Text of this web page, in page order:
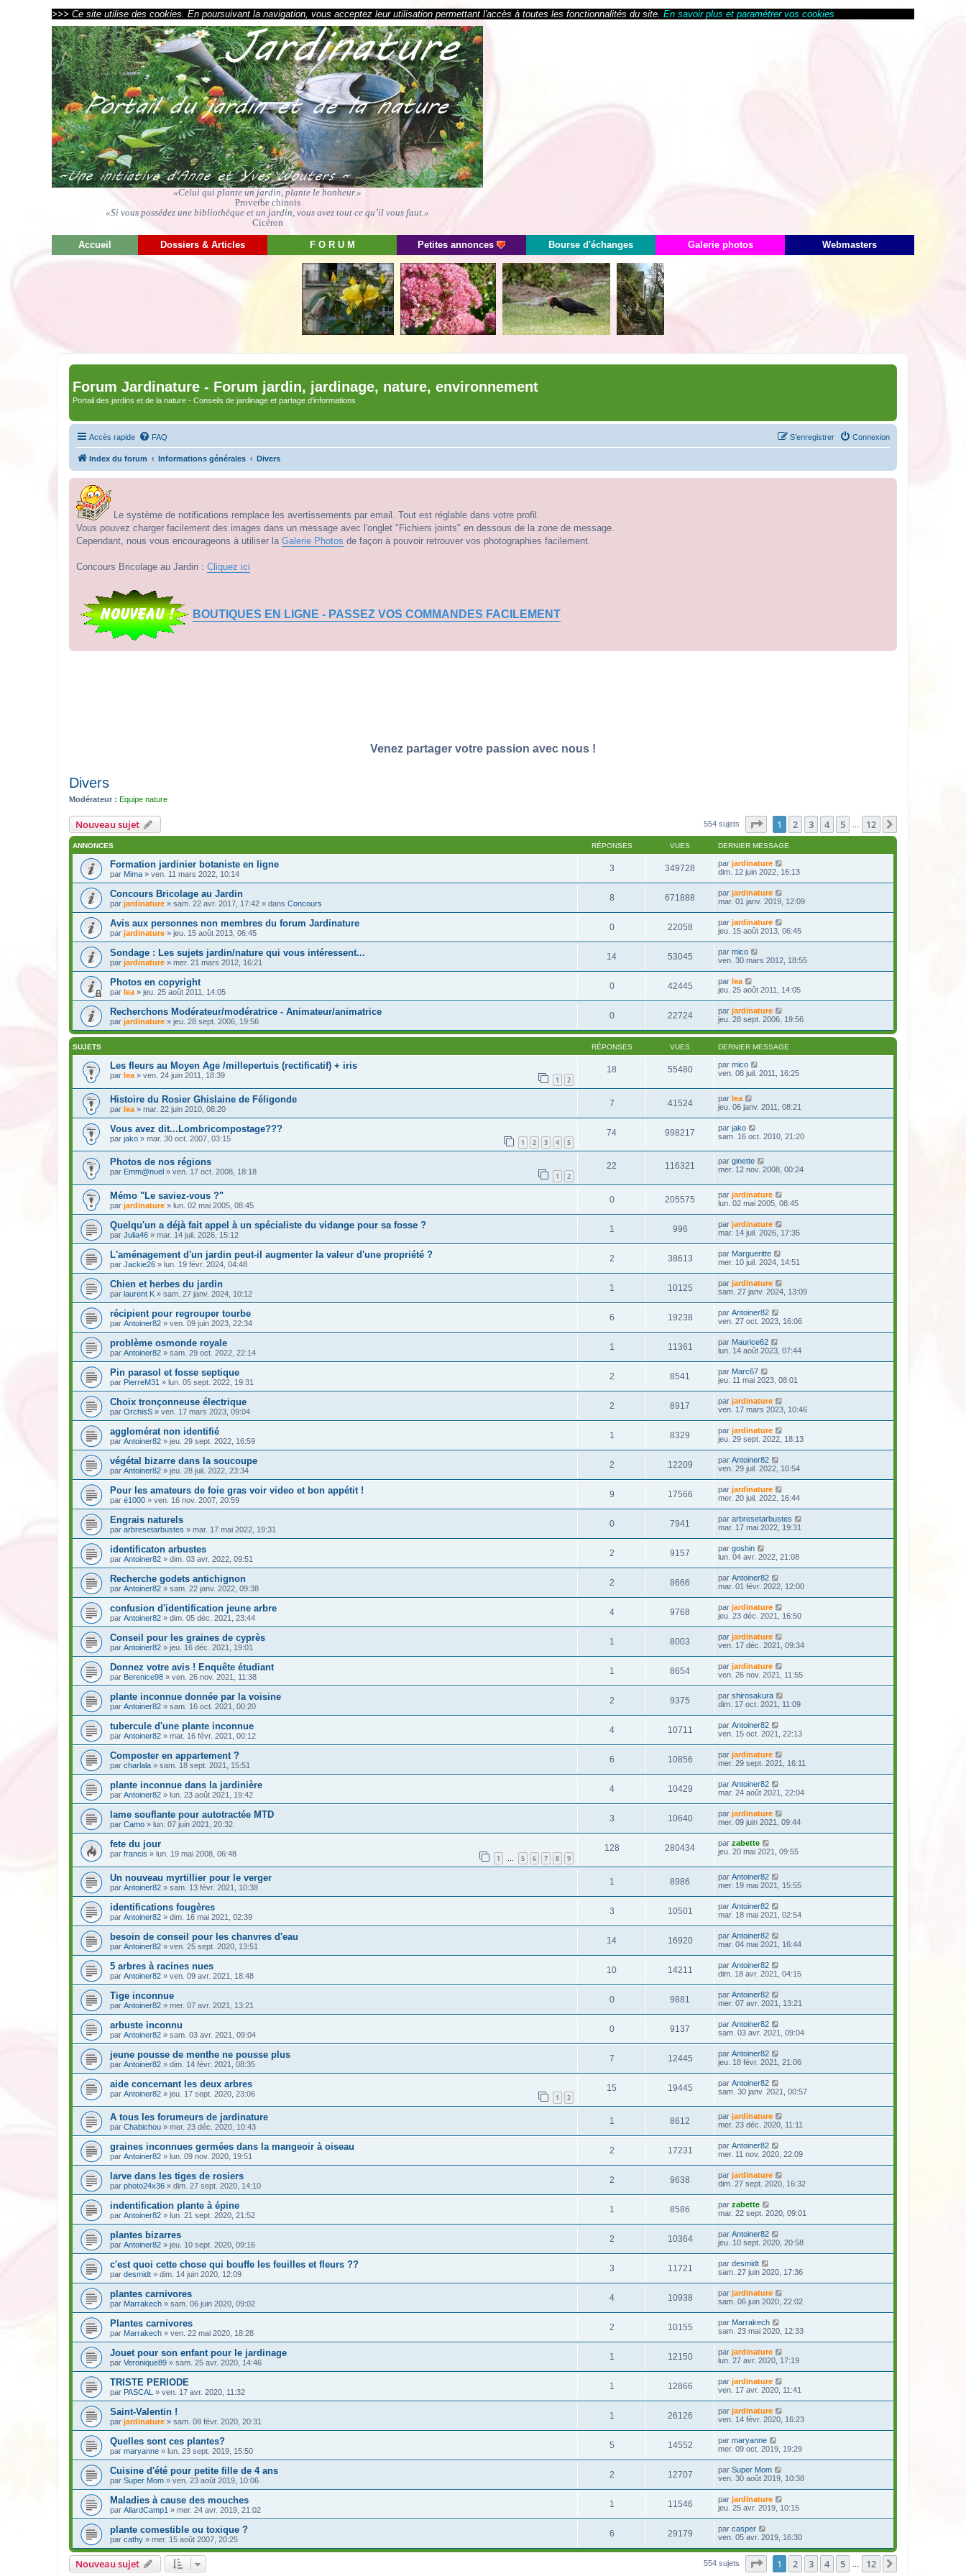
>>> Ce site utilise des cookies. En poursuivant la navigation, vous acceptez leur utilisation permettant l'accès à toutes les fonctionnalités du site. En savoir plus et paramétrer vos cookies
«Celui qui plante un jardin, plante le bonheur.»
Proverbe chinois
«Si vous possédez une bibliothèque et un jardin, vous avez tout ce qu’il vous faut.»
Cicéron
Accueil Dossiers & Articles F O R U M Petites annonces Bourse d'échanges Galerie photos Webmasters
Forum Jardinature - Forum jardin, jardinage, nature, environnement
Portail des jardins et de la nature - Conseils de jardinage et partage d'informations
Accès rapide FAQ Connexion
S’enregistrer
Index du forum Informations générales Divers
Le système de notifications remplace les avertissements par email. Tout est réglable dans votre profil.
Vous pouvez charger facilement des images dans un message avec l'onglet "Fichiers joints" en dessous de la zone de message.
Cependant, nous vous encourageons à utiliser la Galerie Photos de façon à pouvoir retrouver vos photographies facilement.
Concours Bricolage au Jardin : Cliquez ici
BOUTIQUES EN LIGNE - PASSEZ VOS COMMANDES FACILEMENT
Venez partager votre passion avec nous !
Divers
Modérateur : Equipe nature
Nouveau sujet 554 sujets Page sur12
1 2 3 4 5 12
ANNONCES RÉPONSES VUES DERNIER MESSAGE
Formation jardinier botaniste en ligne
par Mima » ven. 11 mars 2022, 10:14
3 349728 par jardinature
dim. 12 juin 2022, 16:13
Concours Bricolage au Jardin
par jardinature » sam. 22 avr. 2017, 17:42 » dans Concours
8 671888 par jardinature
mar. 01 janv. 2019, 12:09
Avis aux personnes non membres du forum Jardinature
par jardinature » jeu. 15 août 2013, 06:45
0 22058 par jardinature
jeu. 15 août 2013, 06:45
Sondage : Les sujets jardin/nature qui vous intéressent...
par jardinature » mer. 21 mars 2012, 16:21
14 53045 par mico
ven. 30 mars 2012, 18:55
Photos en copyright
par lea » jeu. 25 août 2011, 14:05
0 42445 par lea
jeu. 25 août 2011, 14:05
Recherchons Modérateur/modératrice - Animateur/animatrice
par jardinature » jeu. 28 sept. 2006, 19:56
0 22724 par jardinature
jeu. 28 sept. 2006, 19:56
SUJETS RÉPONSES VUES DERNIER MESSAGE
Les fleurs au Moyen Age /millepertuis (rectificatif) + iris
par lea » ven. 24 juin 2011, 18:39 1 2
18 55480 par mico
ven. 08 juil. 2011, 16:25
Histoire du Rosier Ghislaine de Féligonde
par lea » mar. 22 juin 2010, 08:20
7 41524 par lea
jeu. 06 janv. 2011, 08:21
Vous avez dit...Lombricompostage???
par jako » mar. 30 oct. 2007, 03:15 1 2 3 4 5
74 998217 par jako
sam. 16 oct. 2010, 21:20
Photos de nos régions
par Emm@nuel » ven. 17 oct. 2008, 18:18 1 2
22 116321 par ginette
mer. 12 nov. 2008, 00:24
Mémo "Le saviez-vous ?"
par jardinature » lun. 02 mai 2005, 08:45
0 205575 par jardinature
lun. 02 mai 2005, 08:45
Quelqu'un a déjà fait appel à un spécialiste du vidange pour sa fosse ?
par Julia46 » mar. 14 juil. 2026, 15:12
1 996 par jardinature
mar. 14 juil. 2026, 17:35
L'aménagement d'un jardin peut-il augmenter la valeur d'une propriété ?
par Jackie26 » lun. 19 févr. 2024, 04:48
2 38613 par Margueritte
mer. 10 juil. 2024, 14:51
Chien et herbes du jardin
par laurent K » sam. 27 janv. 2024, 10:12
1 10125 par jardinature
sam. 27 janv. 2024, 13:09
récipient pour regrouper tourbe
par Antoiner82 » ven. 09 juin 2023, 22:34
6 19238 par Antoiner82
ven. 27 oct. 2023, 16:06
problème osmonde royale
par Antoiner82 » sam. 29 oct. 2022, 22:14
1 11361 par Maurice62
lun. 14 août 2023, 07:44
Pin parasol et fosse septique
par PierreM31 » lun. 05 sept. 2022, 19:31
2 8541 par Marc67
jeu. 11 mai 2023, 08:01
Choix tronçonneuse électrique
par OrchisS » ven. 17 mars 2023, 09:04
2 8917 par jardinature
ven. 17 mars 2023, 10:46
agglomérat non identifié
par Antoiner82 » jeu. 29 sept. 2022, 16:59
1 8329 par jardinature
jeu. 29 sept. 2022, 18:13
végétal bizarre dans la soucoupe
par Antoiner82 » jeu. 28 juil. 2022, 23:34
2 12209 par Antoiner82
ven. 29 juil. 2022, 10:54
Pour les amateurs de foie gras voir video et bon appétit !
par é1000 » ven. 16 nov. 2007, 20:59
9 17566 par jardinature
mer. 20 juil. 2022, 16:44
Engrais naturels
par arbresetarbustes » mar. 17 mai 2022, 19:31
0 7941 par arbresetarbustes
mar. 17 mai 2022, 19:31
identificaton arbustes
par Antoiner82 » dim. 03 avr. 2022, 09:51
2 9157 par goshin
lun. 04 avr. 2022, 21:08
Recherche godets antichignon
par Antoiner82 » sam. 22 janv. 2022, 09:38
2 8666 par Antoiner82
mar. 01 févr. 2022, 12:00
confusion d'identification jeune arbre
par Antoiner82 » dim. 05 déc. 2021, 23:44
4 9768 par jardinature
jeu. 23 déc. 2021, 16:50
Conseil pour les graines de cyprès
par Antoiner82 » jeu. 16 déc. 2021, 19:01
1 8003 par jardinature
ven. 17 déc. 2021, 09:34
Donnez votre avis ! Enquête étudiant
par Berenice98 » ven. 26 nov. 2021, 11:38
1 8654 par jardinature
ven. 26 nov. 2021, 11:55
plante inconnue donnée par la voisine
par Antoiner82 » sam. 16 oct. 2021, 00:20
2 9375 par shirosakura
dim. 17 oct. 2021, 11:09
tubercule d'une plante inconnue
par Antoiner82 » mar. 16 févr. 2021, 00:12
4 10711 par Antoiner82
ven. 15 oct. 2021, 22:13
Composter en appartement ?
par charlala » sam. 18 sept. 2021, 15:51
6 10856 par jardinature
mer. 29 sept. 2021, 16:11
plante inconnue dans la jardinière
par Antoiner82 » lun. 23 août 2021, 19:42
4 10429 par Antoiner82
mar. 24 août 2021, 22:04
lame souflante pour autotractée MTD
par Camo » lun. 07 juin 2021, 20:32
3 10640 par jardinature
mer. 09 juin 2021, 09:44
fete du jour
par francis » lun. 19 mai 2008, 06:48 1 … 5 6 7 8 9
128 280434 par zabette
jeu. 20 mai 2021, 09:55
Un nouveau myrtillier pour le verger
par Antoiner82 » sam. 13 févr. 2021, 10:38
1 8986 par Antoiner82
mer. 19 mai 2021, 15:55
identifications fougères
par Antoiner82 » dim. 16 mai 2021, 02:39
3 10501 par Antoiner82
mar. 18 mai 2021, 02:54
besoin de conseil pour les chanvres d'eau
par Antoiner82 » ven. 25 sept. 2020, 13:51
14 16920 par Antoiner82
mar. 04 mai 2021, 16:44
5 arbres à racines nues
par Antoiner82 » ven. 09 avr. 2021, 18:48
10 14211 par Antoiner82
dim. 18 avr. 2021, 04:15
Tige inconnue
par Antoiner82 » mer. 07 avr. 2021, 13:21
0 9881 par Antoiner82
mer. 07 avr. 2021, 13:21
arbuste inconnu
par Antoiner82 » sam. 03 avr. 2021, 09:04
0 9137 par Antoiner82
sam. 03 avr. 2021, 09:04
jeune pousse de menthe ne pousse plus
par Antoiner82 » dim. 14 févr. 2021, 08:35
7 12445 par Antoiner82
jeu. 18 févr. 2021, 21:06
aide concernant les deux arbres
par Antoiner82 » jeu. 17 sept. 2020, 23:06 1 2
15 19445 par Antoiner82
sam. 30 janv. 2021, 00:57
A tous les forumeurs de jardinature
par Chabichou » mer. 23 déc. 2020, 10:43
1 8612 par jardinature
mer. 23 déc. 2020, 11:11
graines inconnues germées dans la mangeoir à oiseau
par Antoiner82 » lun. 09 nov. 2020, 19:51
2 17231 par Antoiner82
mer. 11 nov. 2020, 22:09
larve dans les tiges de rosiers
par photo24x36 » dim. 27 sept. 2020, 14:10
2 9638 par jardinature
dim. 27 sept. 2020, 16:32
indentification plante à épine
par Antoiner82 » lun. 21 sept. 2020, 21:52
1 8586 par zabette
mar. 22 sept. 2020, 09:01
plantes bizarres
par Antoiner82 » jeu. 10 sept. 2020, 09:16
2 10364 par Antoiner82
jeu. 10 sept. 2020, 20:58
c'est quoi cette chose qui bouffe les feuilles et fleurs ??
par desmidt » dim. 14 juin 2020, 12:09
3 11721 par desmidt
sam. 27 juin 2020, 17:36
plantes carnivores
par Marrakech » sam. 06 juin 2020, 09:02
4 10938 par jardinature
sam. 06 juin 2020, 22:02
Plantes carnivores
par Marrakech » ven. 22 mai 2020, 18:28
2 10155 par Marrakech
sam. 23 mai 2020, 12:33
Jouet pour son enfant pour le jardinage
par Veronique89 » sam. 25 avr. 2020, 14:46
1 12150 par jardinature
lun. 27 avr. 2020, 17:19
TRISTE PERIODE
par PASCAL » ven. 17 avr. 2020, 11:32
1 12866 par jardinature
ven. 17 avr. 2020, 11:41
Saint-Valentin !
par jardinature » sam. 08 févr. 2020, 20:31
1 26126 par jardinature
ven. 14 févr. 2020, 16:23
Quelles sont ces plantes?
par maryanne » lun. 23 sept. 2019, 15:50
5 14552 par maryanne
mer. 09 oct. 2019, 19:29
Cuisine d'été pour petite fille de 4 ans
par Super Mom » ven. 23 août 2019, 10:06
2 12707 par Super Mom
ven. 30 août 2019, 10:38
Maladies à cause des mouches
par AllardCamp1 » mer. 24 avr. 2019, 21:02
1 11546 par jardinature
jeu. 25 avr. 2019, 10:15
plante comestible ou toxique ?
par cathy » mer. 15 août 2007, 20:25
6 29179 par casper
ven. 05 avr. 2019, 16:30
Nouveau sujet 554 sujets Page sur12
1 2 3 4 5 12